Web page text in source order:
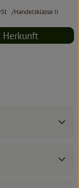
Handelsklasse II
Herkunft